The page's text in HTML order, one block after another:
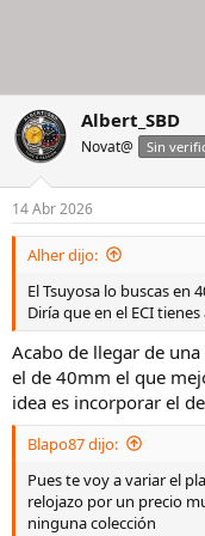
Albert_SBD
Novat@ Sin
14 Abr 2026
Alher dijo:
El Tsuyosa lo buscas en
Diría que en el ECI
Acabo de llegar de
el de 40mm el que
idea es incorporar el
Blapo87 dijo:
Pues te voy a variar el
relojazo por un precio
ninguna colección